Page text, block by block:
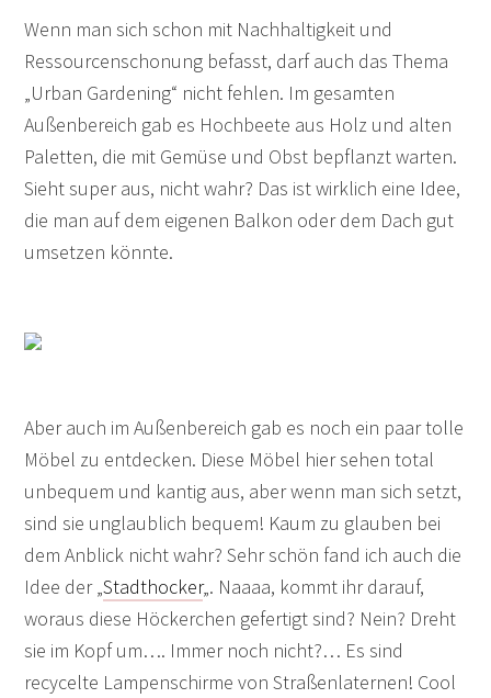
Wenn man sich schon mit Nachhaltigkeit und
Ressourcenschonung befasst, darf auch das Thema
„Urban Gardening“ nicht fehlen. Im gesamten
Außenbereich gab es Hochbeete aus Holz und alten
Paletten, die mit Gemüse und Obst bepflanzt warten.
Sieht super aus, nicht wahr? Das ist wirklich eine Idee,
die man auf dem eigenen Balkon oder dem Dach gut
umsetzen könnte.
Aber auch im Außenbereich gab es noch ein paar tolle
Möbel zu entdecken. Diese Möbel hier sehen total
unbequem und kantig aus, aber wenn man sich setzt,
sind sie unglaublich bequem! Kaum zu glauben bei
dem Anblick nicht wahr? Sehr schön fand ich auch die
Idee der „Stadthocker„. Naaaa, kommt ihr darauf,
woraus diese Höckerchen gefertigt sind? Nein? Dreht
sie im Kopf um…. Immer noch nicht?… Es sind
recycelte Lampenschirme von Straßenlaternen! Cool